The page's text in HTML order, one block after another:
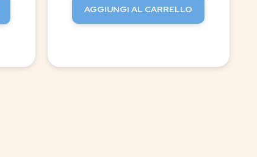
AGGIUNGI AL CARRELLO